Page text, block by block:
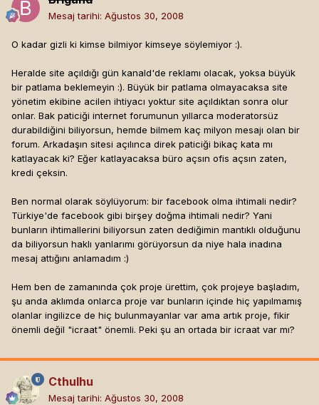
Mesaj tarihi: Ağustos 30, 2008
O kadar gizli ki kimse bilmiyor kimseye söylemiyor :).
Heralde site açıldığı gün kanald'de reklamı olacak, yoksa büyük
bir patlama beklemeyin :). Büyük bir patlama olmayacaksa site
yönetim ekibine acilen ihtiyacı yoktur site açıldıktan sonra olur
onlar. Bak paticiği internet forumunun yıllarca moderatorsüz
durabildiğini biliyorsun, hemde bilmem kaç milyon mesajı olan bir
forum. Arkadaşın sitesi açılınca direk paticiği bikaç kata mı
katlayacak ki? Eğer katlayacaksa büro açsın ofis açsın zaten,
kredi çeksin.
Ben normal olarak söylüyorum: bir facebook olma ihtimali nedir?
Türkiye'de facebook gibi birşey doğma ihtimali nedir? Yani
bunların ihtimallerini biliyorsun zaten dediğimin mantıklı olduğunu
da biliyorsun haklı yanlarımı görüyorsun da niye hala inadına
mesaj attığını anlamadım :)
Hem ben de zamanında çok proje ürettim, çok projeye başladım,
şu anda aklımda onlarca proje var bunların içinde hiç yapılmamış
olanlar ingilizce de hiç bulunmayanlar var ama artık proje, fikir
önemli değil "icraat" önemli. Peki şu an ortada bir icraat var mı?
Cthulhu
Mesaj tarihi: Ağustos 30, 2008